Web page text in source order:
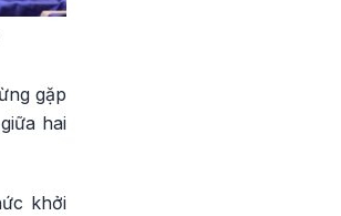
gặp
hai
khởi